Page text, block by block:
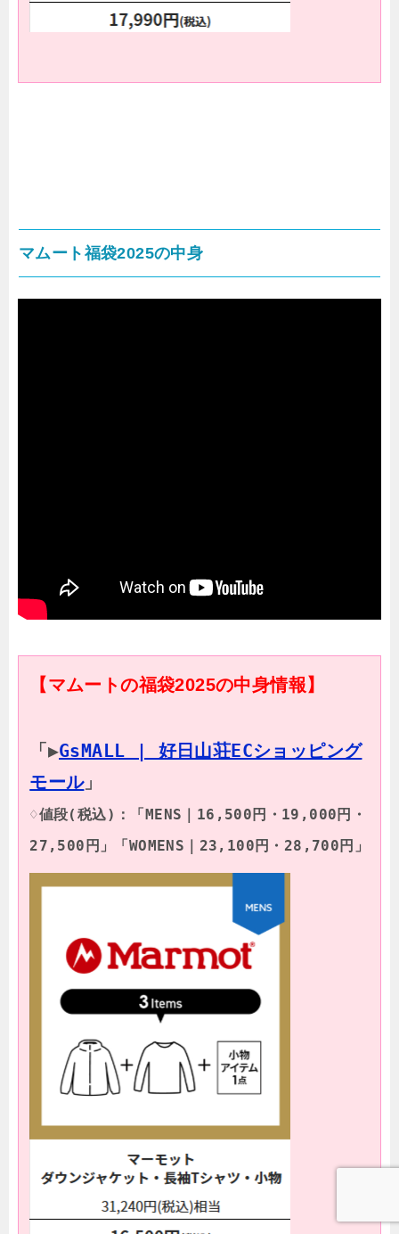
マムート福袋2025の中身
【マムートの福袋2025の中身情報】
「▶GsMALL | 好日山荘ECショッピング
モール
♢値段(税込)：「MENS｜16,500円・19,000円・
27,500円」「WOMENS｜23,100円・28,700円」